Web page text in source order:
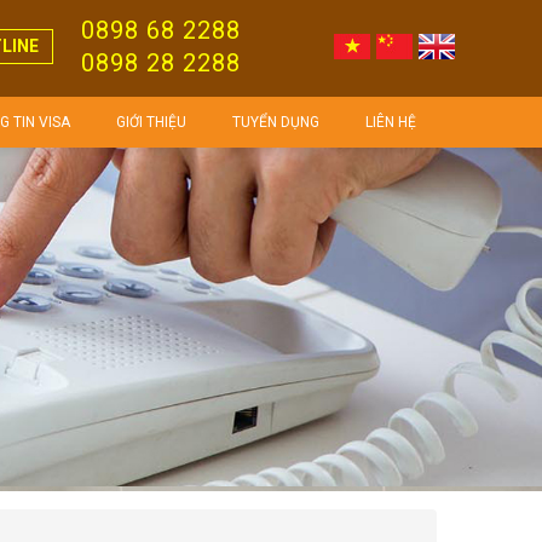
0898 68 2288
0898 28 2288
TIN VISA GIỚI THIỆU TUYỂN DỤNG LIÊN HỆ